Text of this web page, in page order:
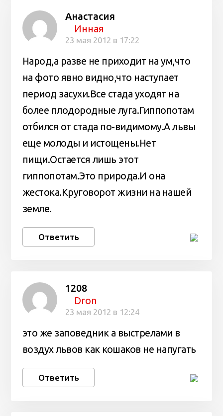
Анастасия
Инная
23 мая 2012 в 17:22
Народ,а разве не приходит на ум,что
на фото явно видно,что наступает
период засухи.Все стада уходят на
более плодородные луга.Гиппопотам
отбился от стада по-видимому.А львы
еще молоды и истощены.Нет
пищи.Остается лишь этот
гиппопотам.Это природа.И она
жестока.Круговорот жизни на нашей
земле.
Ответить
1208
Dron
23 мая 2012 в 12:24
это же заповедник а выстрелами в
воздух львов как кошаков не напугать
Ответить